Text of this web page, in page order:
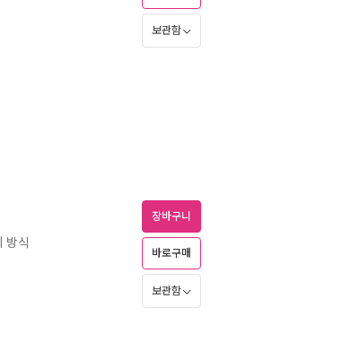
보관함
방식
장바구니
바로구매
보관함